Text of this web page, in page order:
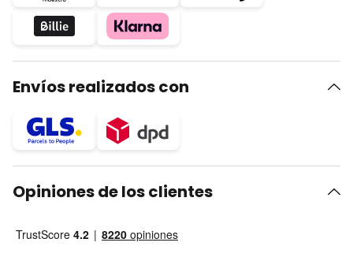
Envíos realizados con
Opiniones de los clientes